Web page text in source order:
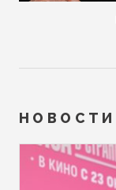
НОВОСТИ